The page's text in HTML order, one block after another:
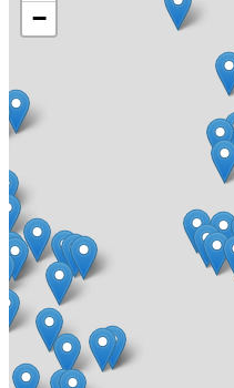
−